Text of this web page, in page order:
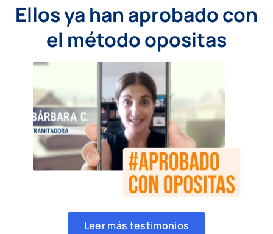
Ellos ya han aprobado con
el método opositas
Leer más testimonios